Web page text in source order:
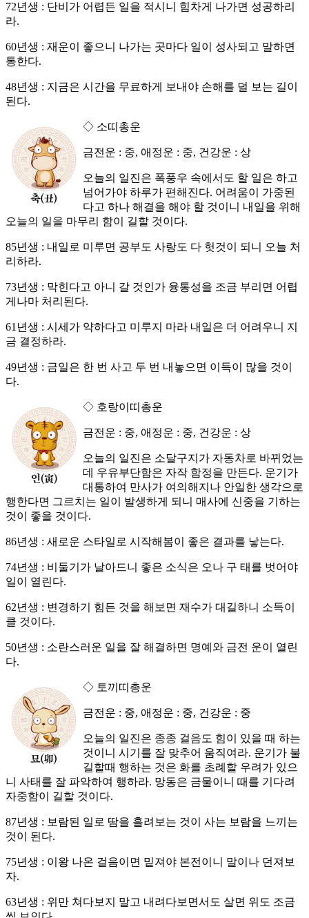
72년생 : 단비가 어렵든 일을 적시니 힘차게 나가면 성공하리
라.
60년생 : 재운이 좋으니 나가는 곳마다 일이 성사되고 말하면
통한다.
48년생 : 지금은 시간을 무료하게 보내야 손해를 덜 보는 길이
된다.
◇ 소띠총운
금전운 : 중, 애정운 : 중, 건강운 : 상
오늘의 일진은 폭풍우 속에서도 할 일은 하고
넘어가야 하루가 편해진다. 어려움이 가중된
다고 하나 해결을 해야 할 것이니 내일을 위해
오늘의 일을 마무리 함이 길할 것이다.
85년생 : 내일로 미루면 공부도 사랑도 다 헛것이 되니 오늘 처
리하라.
73년생 : 막힌다고 아니 갈 것인가 융통성을 조금 부리면 어렵
게나마 처리된다.
61년생 : 시세가 약하다고 미루지 마라 내일은 더 어려우니 지
금 결정하라.
49년생 : 금일은 한 번 사고 두 번 내놓으면 이득이 많을 것이
다.
◇ 호랑이띠총운
금전운 : 중, 애정운 : 중, 건강운 : 상
오늘의 일진은 소달구지가 자동차로 바뀌었는
데 우유부단함은 자작 함정을 만든다. 운기가
대통하여 만사가 여의해지나 안일한 생각으로
행한다면 그르치는 일이 발생하게 되니 매사에 신중을 기하는
것이 좋을 것이다.
86년생 : 새로운 스타일로 시작해봄이 좋은 결과를 낳는다.
74년생 : 비둘기가 날아드니 좋은 소식은 오나 구 태를 벗어야
일이 열린다.
62년생 : 변경하기 힘든 것을 해보면 재수가 대길하니 소득이
클 것이다.
50년생 : 소란스러운 일을 잘 해결하면 명예와 금전 운이 열린
다.
◇ 토끼띠총운
금전운 : 중, 애정운 : 중, 건강운 : 중
오늘의 일진은 종종 걸음도 힘이 있을 때 하는
것이니 시기를 잘 맞추어 움직여라. 운기가 불
길할때 행하는 것은 화를 초례할 우려가 있으
니 사태를 잘 파악하여 행하라. 망동은 금물이니 때를 기다려
자중함이 길할 것이다.
87년생 : 보람된 일로 땀을 흘려보는 것이 사는 보람을 느끼는
것이 된다.
75년생 : 이왕 나온 걸음이면 밑져야 본전이니 말이나 던져보
자.
63년생 : 위만 쳐다보지 말고 내려다보면서도 살면 위도 조금